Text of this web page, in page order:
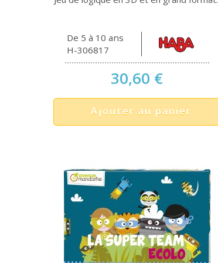
De 5 à 10 ans
H-306817
30,60 €
Ajouter au panier